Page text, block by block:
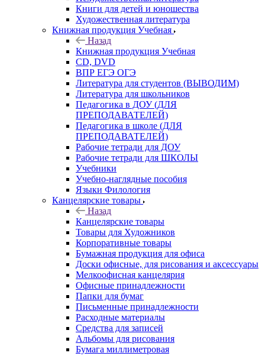
Книги для детей и юношества
Художественная литература
Книжная продукция Учебная
Назад
Книжная продукция Учебная
CD, DVD
ВПР ЕГЭ ОГЭ
Литература для студентов (ВЫВОДИМ)
Литература для школьников
Педагогика в ДОУ (ДЛЯ
ПРЕПОДАВАТЕЛЕЙ)
Педагогика в школе (ДЛЯ
ПРЕПОДАВАТЕЛЕЙ)
Рабочие тетради для ДОУ
Рабочие тетради для ШКОЛЫ
Учебники
Учебно-наглядные пособия
Языки Филология
Канцелярские товары
Назад
Канцелярские товары
Товары для Художников
Корпоративные товары
Бумажная продукция для офиса
Доски офисные, для рисования и аксессуары
Мелкоофисная канцелярия
Офисные принадлежности
Папки для бумаг
Письменные принадлежности
Расходные материалы
Средства для записей
Альбомы для рисования
Бумага миллиметровая